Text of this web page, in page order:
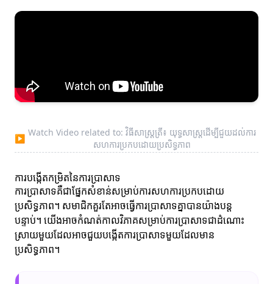
▶
Watch Video related to: វិធីសាស្ត្រត្រី៖ យុទ្ធសាស្ត្រដើម្បីជួយដល់ការ
សហការប្រកបដោយប្រសិទ្ធភាព
ការបង្កើតកម្រិតនៃការប្រាសាទ
ការប្រាសាទគឺជាផ្នែកសំខាន់សម្រាប់ការសហការប្រកបដោយ
ប្រសិទ្ធភាព។ សមាជិកគួរតែអាចធ្វើការប្រាសាទគ្នាបានយ៉ាងបន្ត
បន្ទាប់។ យើងអាចកំណត់កាលវិភាគសម្រាប់ការប្រាសាទជាដំណោះ
ស្រាយមួយដែលអាចជួយបង្កើតការប្រាសាទមួយដែលមាន
ប្រសិទ្ធភាព។